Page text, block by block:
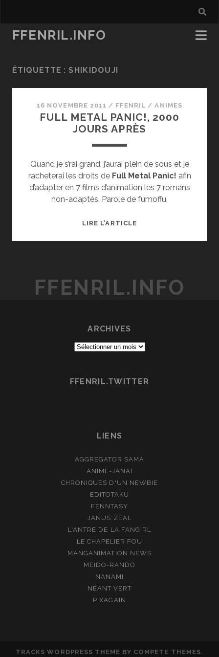
FFENRIL.INFO
ÉTIQUETTE :SHIKIDOUJI
16 NOVEMBRE 2011 / FFENRIL /ANIMES
FULL METAL PANIC!, 2000
JOURS APRÈS
Quand je s’rai grand, j’aurai plein de sous et je
racheterai les droits de Full Metal Panic! afin
d’adapter en 7 films d’animation les 7 romans
non-adaptés. Parole de fumoffu.
LIRE L’ARTICLEFULL
APRÈS
FFENRIL.INFO
ARCHIVES
Archives
FFENRIL.TWITTER
LIENS
AGGREGATOR SAMA
ANIME-JANAI
CHRONIQUES D'UN NEWBIE
EDITOTAKU
FENNTASY
JANUS ZEAL
L'ANTRE DE LA FANGIRL
LE CHAPELIER FOU
MANGANIMATION NEWS
MEIDO-RANDO
NANAMI
NÉANT VERT
PIXAGAIN
TRACKS WORDPRESS THEME BY COMPETE THEMES.